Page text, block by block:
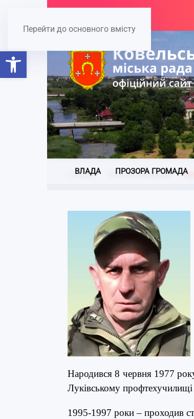
Відкрити Панель інструментів
Перейти до основного вмісту
ВЛАДА ПРОЗОРА ГРОМАДА
Головна Почесні громадяни
Народився 8 червня 1977
Луківському
1995-1997 роки – проходив